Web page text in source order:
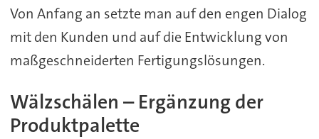
Von Anfang an setzte man auf den engen Dialog
mit den Kunden und auf die Entwicklung von
maßgeschneiderten Fertigungslösungen.
Wälzschälen – Ergänzung der
Produktpalette